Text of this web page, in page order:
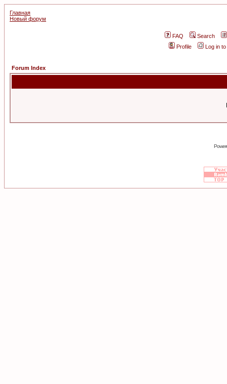
Главная
Новый форум
FAQ
Search
Profile
Log in
Forum Index